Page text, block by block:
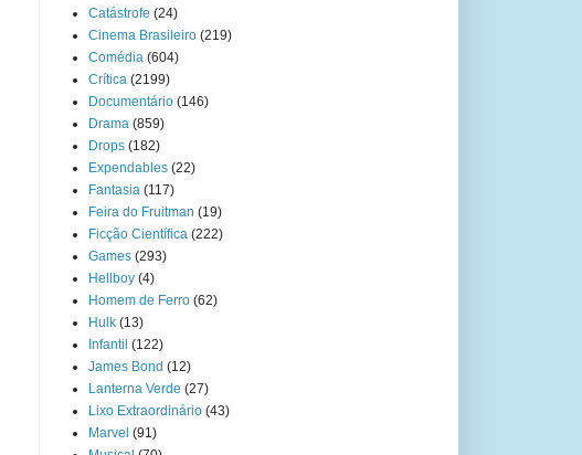
Catástrofe (24)
Cinema Brasileiro (219)
Comédia (604)
Crítica (2199)
Documentário (146)
Drama (859)
Drops (182)
Expendables (22)
Fantasia (117)
Feira do Fruitman (19)
Ficção Científica (222)
Games (293)
Hellboy (4)
Homem de Ferro (62)
Hulk (13)
Infantil (122)
James Bond (12)
Lanterna Verde (27)
Lixo Extraordinário (43)
Marvel (91)